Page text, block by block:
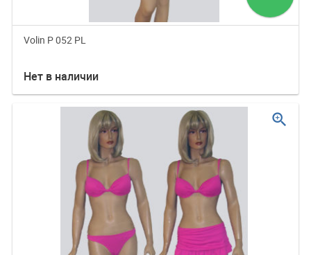
Volin P 052 PL
Нет в наличии
zoom_in